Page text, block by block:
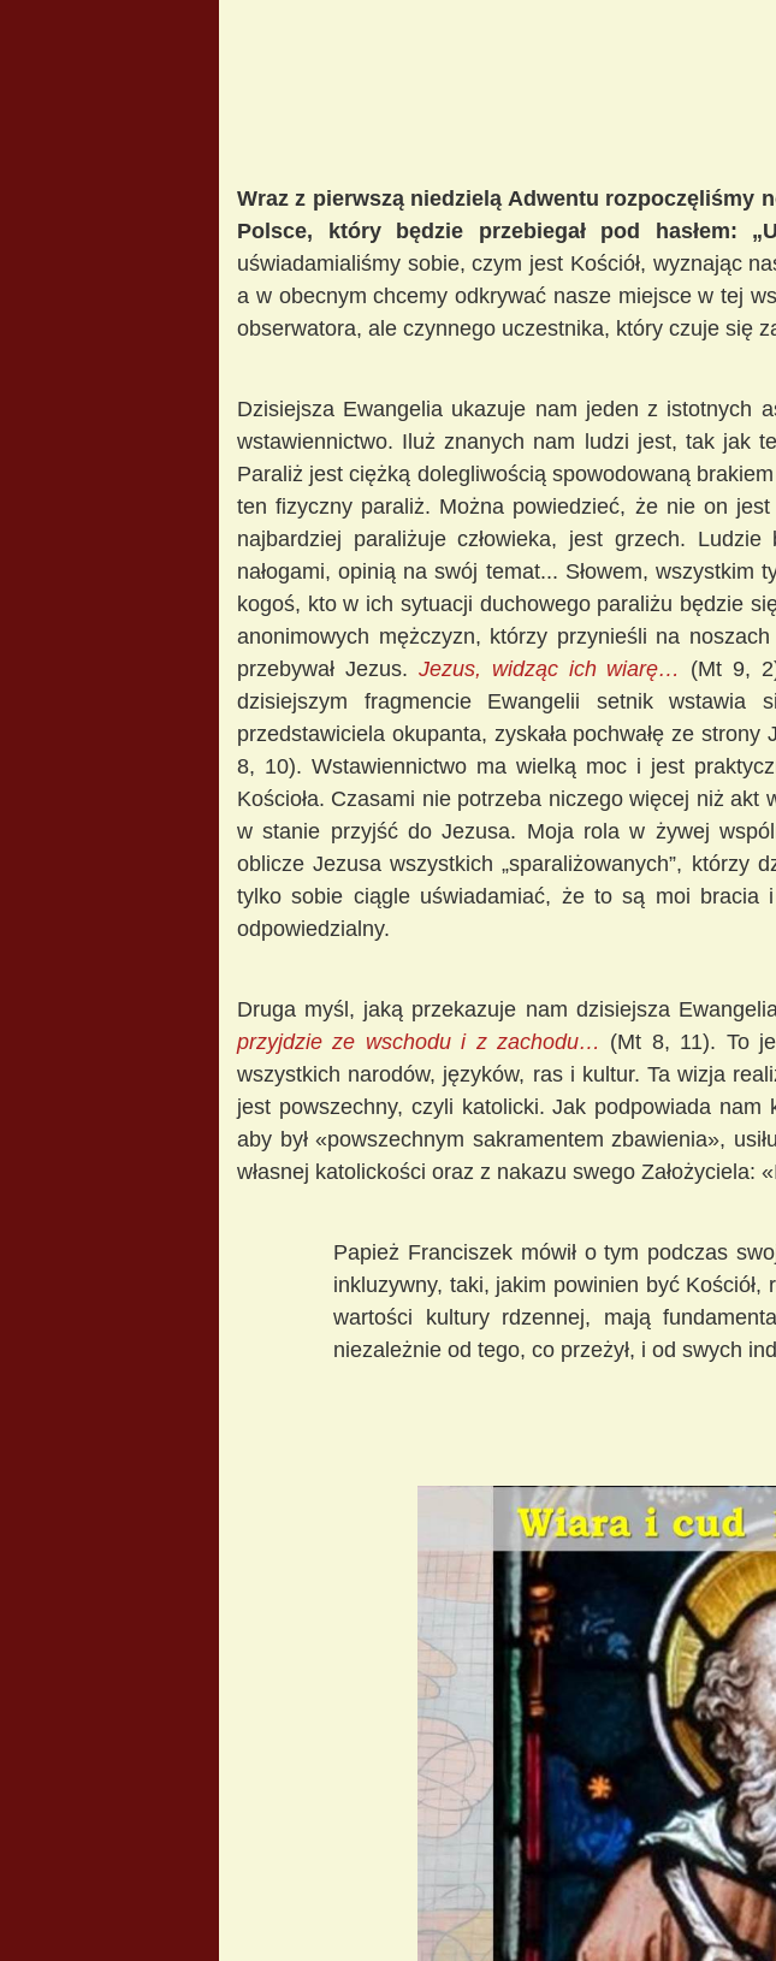
Wraz z pierwszą niedzielą Adwentu
Polsce, który będzie przebiegał pod hasłem:
uświadamialiśmy sobie, czym jest Kościół, wyznając
a w obecnym chcemy odkrywać nasze miejsce w tej
obserwatora, ale czynnego uczestnika, który czuje się
Dzisiejsza Ewangelia ukazuje nam jeden z istotnych
wstawiennictwo. Iluż znanych nam ludzi jest, tak jak
Paraliż jest ciężką dolegliwością spowodowaną
ten fizyczny paraliż. Można powiedzieć, że nie on
najbardziej paraliżuje człowieka, jest grzech.
nałogami, opinią na swój temat... Słowem,
kogoś, kto w ich sytuacji duchowego paraliżu będzie
anonimowych mężczyzn, którzy przynieśli na
przebywał Jezus. Jezus, widząc ich wiarę…
(Mt 9,
dzisiejszym fragmencie Ewangelii setnik wstawia
przedstawiciela okupanta, zyskała pochwałę ze strony
8, 10). Wstawiennictwo ma wielką moc i jest
Kościoła. Czasami nie potrzeba niczego więcej niż akt
w stanie przyjść do Jezusa. Moja rola w żywej
oblicze Jezusa wszystkich „sparaliżowanych”,
tylko sobie ciągle uświadamiać, że to są moi bracia
odpowiedzialny.
Druga myśl, jaką przekazuje nam dzisiejsza
przyjdzie ze wschodu i z zachodu… (Mt 8, 11). To
wszystkich narodów, języków, ras i kultur. Ta wizja
jest powszechny, czyli katolicki. Jak podpowiada nam
aby był «powszechnym sakramentem zbawienia»,
własnej katolickości oraz z nakazu swego Założyciela:
Papież Franciszek mówił o tym podczas
inkluzywny, taki, jakim powinien być
wartości kultury rdzennej, mają
niezależnie od tego, co przeżył, i od swych